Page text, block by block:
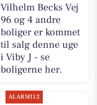
Vilhelm Becks Vej
96 og 4 andre
boliger er kommet
til salg denne uge
i Viby J - se
boligerne her.
ALARM112